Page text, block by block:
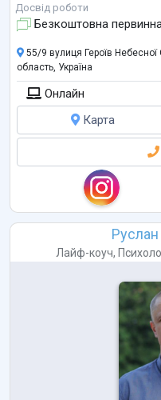
Досвід роботи
Безкоштовна
55/9 вулиця Героїв
область, Україна
Онлайн
Карта
Лайф-коуч,